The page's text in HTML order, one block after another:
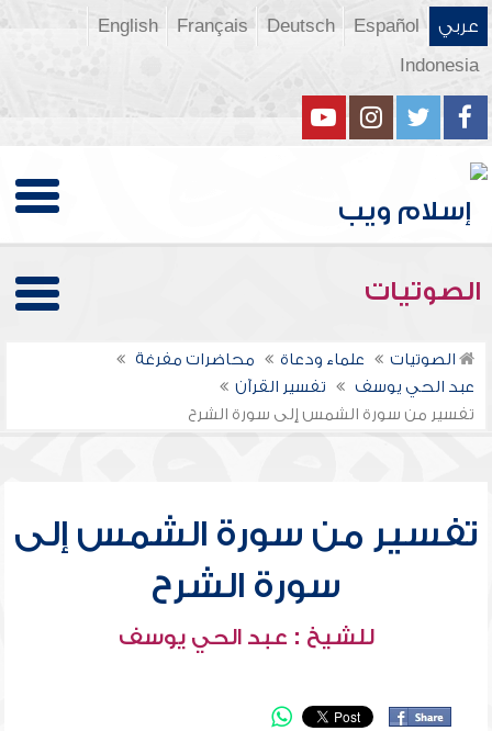
عربي Español
Deutsch
Français
English
Indonesia
الصوتيات
الصوتيات علماء ودعاة
محاضرات مفرغة
عبد الحي يوسف
تفسير القرآن
تفسير من سورة الشمس إلى سورة الشرح
تفسير من سورة الشمس إلى
سورة الشرح
للشيخ : عبد الحي يوسف